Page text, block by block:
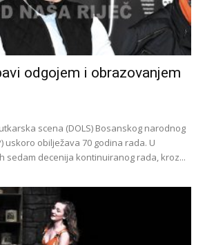
odgojem i obrazovanjem
scena (DOLS) Bosanskog narodnog
uskoro obilježava 70 godina rada. U
sedam decenija kontinuiranog rada, kroz...